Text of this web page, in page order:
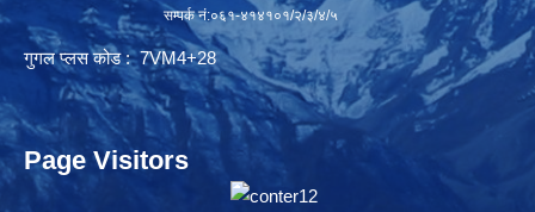
सम्पर्क नं:०६१-४१४१०१/२/३/४/५
गुगल प्लस कोड : 7VM4+28
Page Visitors